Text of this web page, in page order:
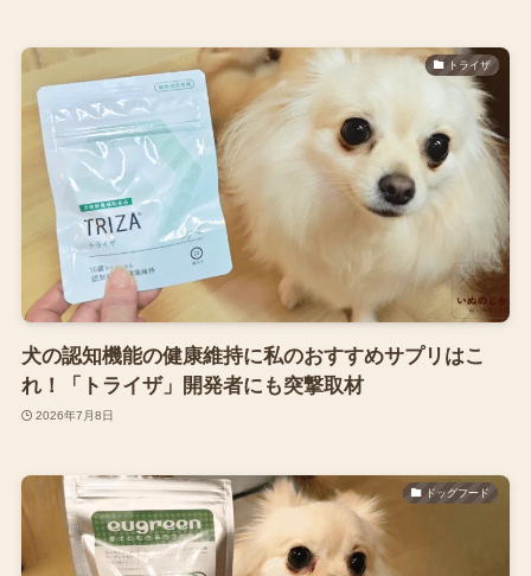
トライザ
犬の認知機能の健康維持に私のおすすめサプリはこ
れ！「トライザ」開発者にも突撃取材
2026年7月8日
ドッグフード